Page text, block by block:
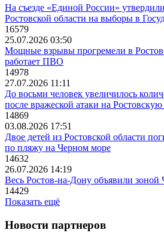
На съезде «Единой России»
Ростовской области на выборы в
16579
25.07.2026 03:50
Мощные взрывы прогремели в
работает ПВО
14978
27.07.2026 11:11
До восьми человек увеличилось
после вражеской атаки на Ростовскую
14869
03.08.2026 17:51
Двое детей из Ростовской области
по пляжу на Черном море
14632
26.07.2026 14:19
Весь Ростов-на-Дону объявили
14429
Показать ещё
Новости партнеров